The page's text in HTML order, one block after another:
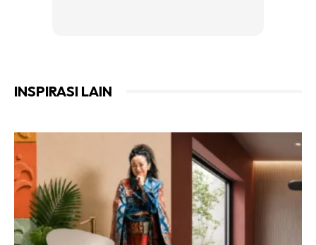
Jika kita lihat pada keseluruhan rekaan pemanas air
mandian ini, Panasonic U Series Jet Pump Water Heater ini
memiliki struktur reka bentuk yang lebih nipis berbanding
dengan pemanas air mandian jenama lain yang ada di
pasaran.
INSPIRASI LAIN